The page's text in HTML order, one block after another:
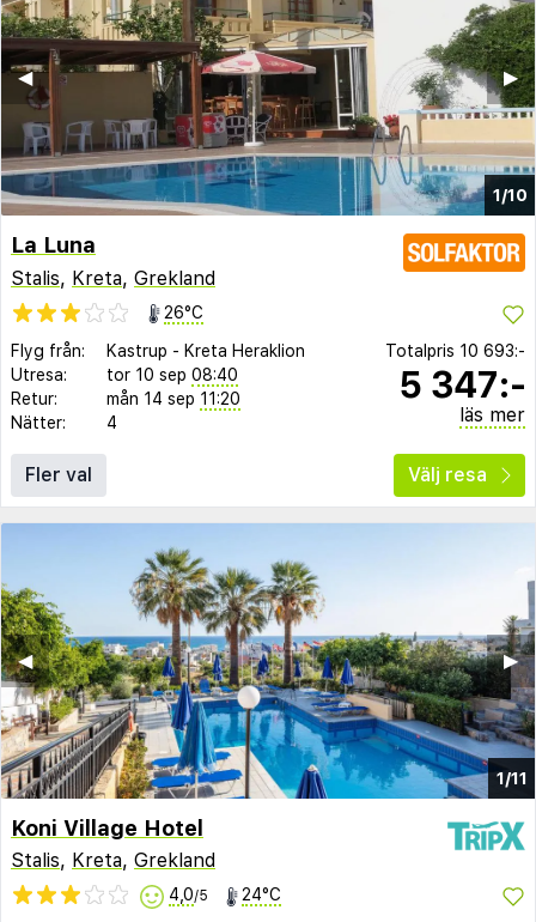
1/10
▶︎
◀︎
La Luna
Stalis, Kreta, Grekland
26°C
Flyg från:
Kastrup - Kreta Heraklion
Utresa:
tor 10 sep 08:40
Retur:
mån 14 sep 11:20
Nätter:
4
Totalpris 10 693:-
5 347:-
läs mer
Fler val Välj resa
1/11
▶︎
◀︎
Koni Village Hotel
Stalis, Kreta, Grekland
4,0/5 24°C